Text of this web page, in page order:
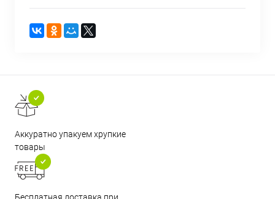
Аккуратно упакуем хрупкие
товары